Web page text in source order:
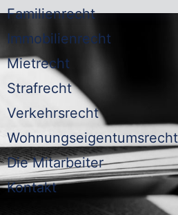
Familienrecht
Immobilienrecht
Mietrecht
Strafrecht
Verkehrsrecht
Wohnungseigentumsrecht
Die Mitarbeiter
Kontakt